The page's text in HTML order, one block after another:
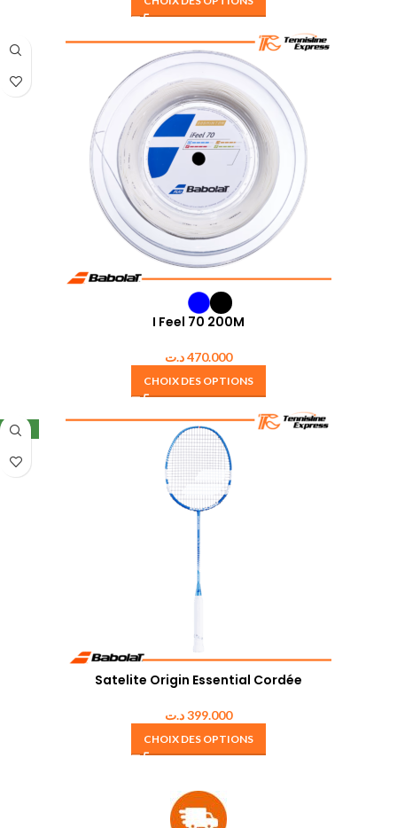
I Feel 70 200M
470.000د.ت
CHOIX DES OPTIONS
NEW
Satelite Origin Essential Cordée
399.000د.ت
CHOIX DES OPTIONS